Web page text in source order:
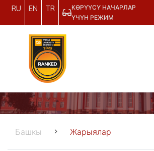
RU EN TR
КӨРҮҮСҮ НАЧАРЛАР
ҮЧҮН РЕЖИМ
Башкы Жарыялар